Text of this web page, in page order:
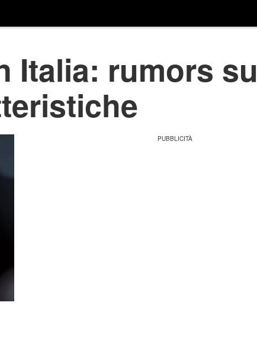
Italia: rumors su